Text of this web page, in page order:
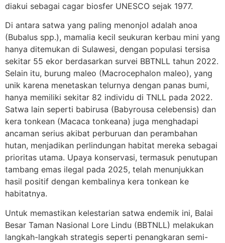
diakui sebagai cagar biosfer UNESCO sejak 1977.
Di antara satwa yang paling menonjol adalah anoa
(Bubalus spp.), mamalia kecil seukuran kerbau mini yang
hanya ditemukan di Sulawesi, dengan populasi tersisa
sekitar 55 ekor berdasarkan survei BBTNLL tahun 2022.
Selain itu, burung maleo (Macrocephalon maleo), yang
unik karena menetaskan telurnya dengan panas bumi,
hanya memiliki sekitar 82 individu di TNLL pada 2022.
Satwa lain seperti babirusa (Babyrousa celebensis) dan
kera tonkean (Macaca tonkeana) juga menghadapi
ancaman serius akibat perburuan dan perambahan
hutan, menjadikan perlindungan habitat mereka sebagai
prioritas utama. Upaya konservasi, termasuk penutupan
tambang emas ilegal pada 2025, telah menunjukkan
hasil positif dengan kembalinya kera tonkean ke
habitatnya.
Untuk memastikan kelestarian satwa endemik ini, Balai
Besar Taman Nasional Lore Lindu (BBTNLL) melakukan
langkah-langkah strategis seperti penangkaran semi-